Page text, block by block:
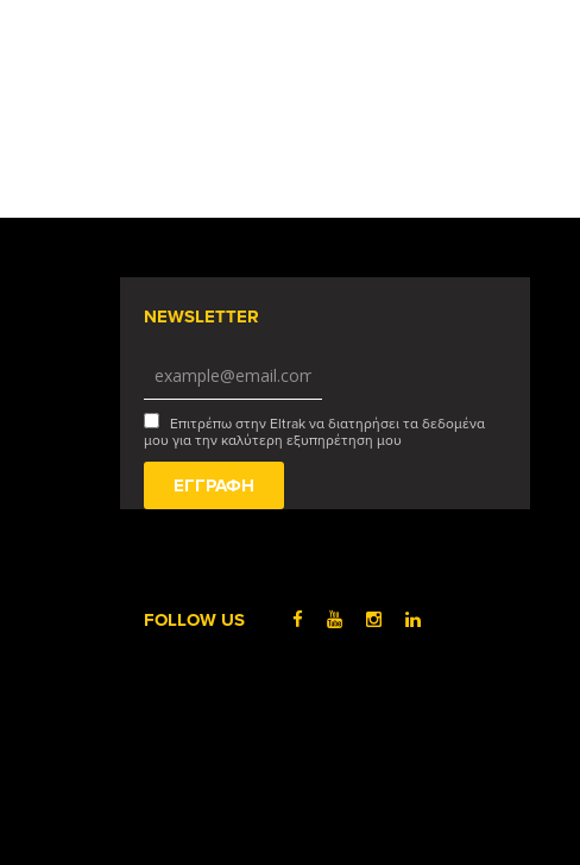
NEWSLETTER
Επιτρέπω στην Eltrak να διατηρήσει τα δεδομένα
μου για την καλύτερη εξυπηρέτηση μου
FOLLOW US